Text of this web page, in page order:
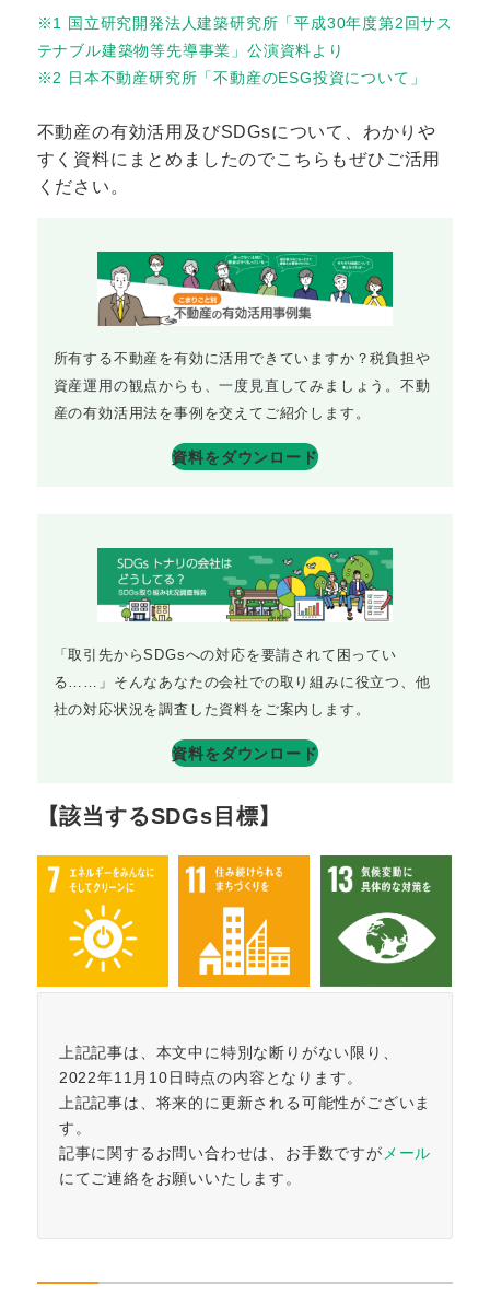
※1 国立研究開発法人建築研究所「平成30年度第2回サス
テナブル建築物等先導事業」公演資料より
※2 日本不動産研究所「不動産のESG投資について」
不動産の有効活用及びSDGsについて、わかりや
すく資料にまとめましたのでこちらもぜひご活用
ください。
所有する不動産を有効に活用できていますか？税負担や
資産運用の観点からも、一度見直してみましょう。不動
産の有効活用法を事例を交えてご紹介します。
資料をダウンロード
「取引先からSDGsへの対応を要請されて困ってい
る……」そんなあなたの会社での取り組みに役立つ、他
社の対応状況を調査した資料をご案内します。
資料をダウンロード
【該当するSDGs目標】
上記記事は、本文中に特別な断りがない限り、
2022年11月10日時点の内容となります。
上記記事は、将来的に更新される可能性がございま
す。
記事に関するお問い合わせは、お手数ですがメール
にてご連絡をお願いいたします。